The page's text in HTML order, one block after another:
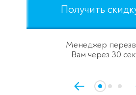
Получить
Менеджер
Вам через 30